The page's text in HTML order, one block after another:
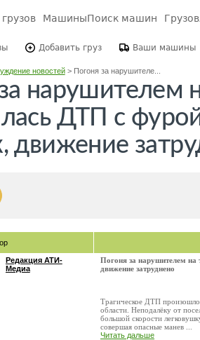
МашиныПоиск машин
Добавить груз Ваши машины
новостей> Погоня за нарушителе...
нарушителем
ДТП с
движение
Редакция АТИ-
Медиа
Погоня за нарушителем на
движение затруднено
Трагическое ДТП произошло
области. Неподалёку от
большой скорости
совершая опасные манев ...
Читать дальше